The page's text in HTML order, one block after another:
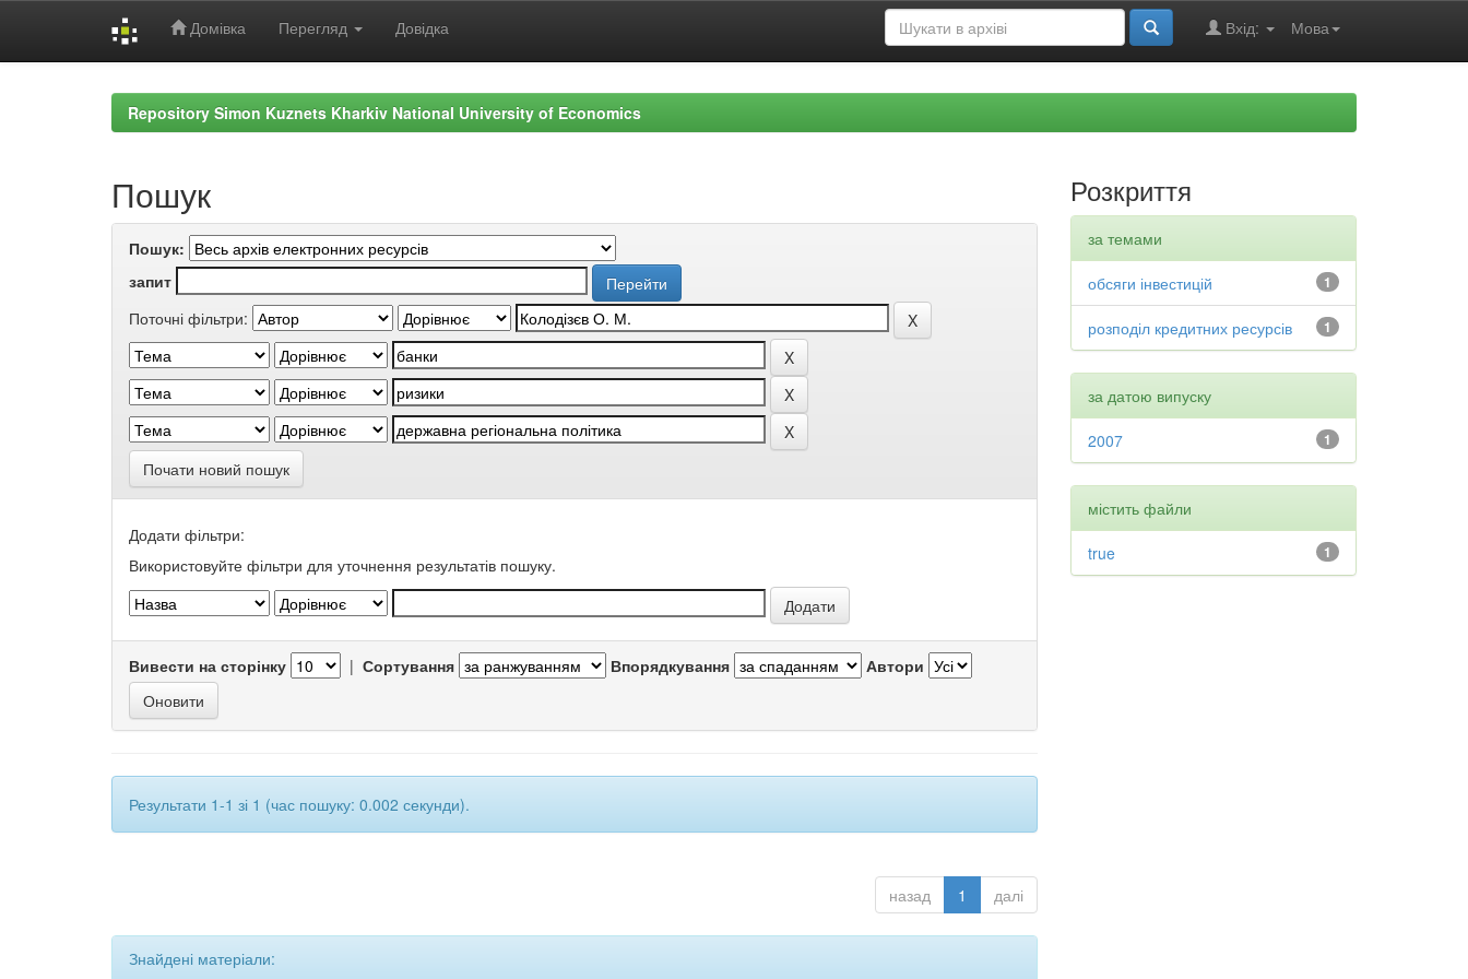
Домівка Перегляд Довідка Мова
Вхід:
Repository Simon Kuznets Kharkiv National University of Economics
Пошук
Пошук:
запит
Поточні фільтри:
Почати новий пошук
Додати фільтри:
Використовуйте фільтри для уточнення результатів пошуку.
Вивести на сторінку | Сортування Впорядкування Автори
Результати 1-1 зі 1 (час пошуку: 0.002 секунди).
назад 1 далі
Знайдені матеріали:
Розкриття
за темами
1
обсяги інвестицій
1
розподіл кредитних ресурсів
за датою випуску
1
2007
містить файли
1
true